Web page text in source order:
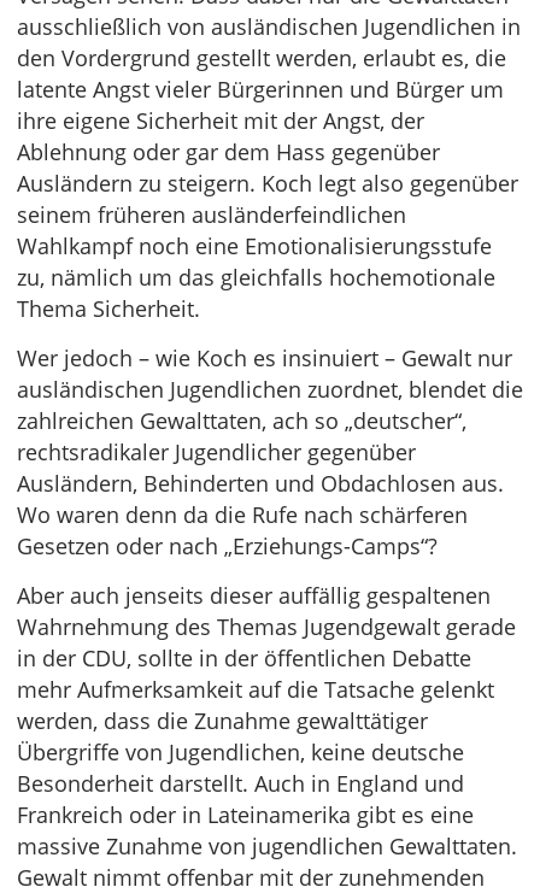
ausschließlich von ausländischen Jugendlichen in
den Vordergrund gestellt werden, erlaubt es, die
latente Angst vieler Bürgerinnen und Bürger um
ihre eigene Sicherheit mit der Angst, der
Ablehnung oder gar dem Hass gegenüber
Ausländern zu steigern. Koch legt also gegenüber
seinem früheren ausländerfeindlichen
Wahlkampf noch eine Emotionalisierungsstufe
zu, nämlich um das gleichfalls hochemotionale
Thema Sicherheit.
Wer jedoch – wie Koch es insinuiert – Gewalt nur
ausländischen Jugendlichen zuordnet, blendet die
zahlreichen Gewalttaten, ach so „deutscher“,
rechtsradikaler Jugendlicher gegenüber
Ausländern, Behinderten und Obdachlosen aus.
Wo waren denn da die Rufe nach schärferen
Gesetzen oder nach „Erziehungs-Camps“?
Aber auch jenseits dieser auffällig gespaltenen
Wahrnehmung des Themas Jugendgewalt gerade
in der CDU, sollte in der öffentlichen Debatte
mehr Aufmerksamkeit auf die Tatsache gelenkt
werden, dass die Zunahme gewalttätiger
Übergriffe von Jugendlichen, keine deutsche
Besonderheit darstellt. Auch in England und
Frankreich oder in Lateinamerika gibt es eine
massive Zunahme von jugendlichen Gewalttaten.
Gewalt nimmt offenbar mit der zunehmenden